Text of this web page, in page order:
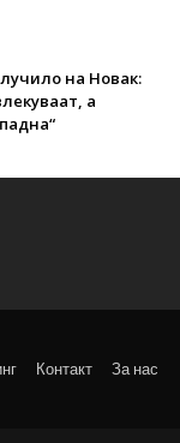
на Новак:
а
Контакт За нас